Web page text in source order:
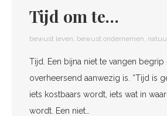
Tijd om te…
bewust leven bewust ondernemen
Tijd. Een bijna niet te vangen
overheersend aanwezig is. “Tijd is
iets kostbaars wordt, iets wat in
wordt. Een niet…